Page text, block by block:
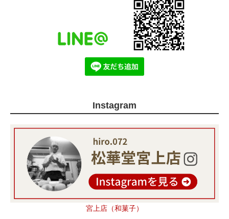
Instagram
宮上店（和菓子）